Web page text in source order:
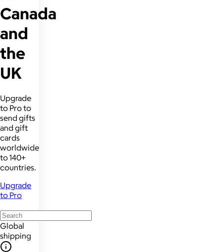
Canada
and
the
UK
Upgrade
to Pro to
send gifts
and gift
cards
worldwide
to 140+
countries.
Upgrade
to Pro
Global
shipping